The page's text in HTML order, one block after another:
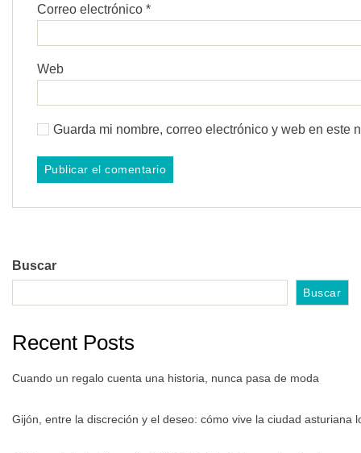
Correo electrónico *
Web
Guarda mi nombre, correo electrónico y web en este
Buscar
Buscar
Recent Posts
Cuando un regalo cuenta una historia, nunca pasa de moda
Gijón, entre la discreción y el deseo: cómo vive la ciudad asturiana